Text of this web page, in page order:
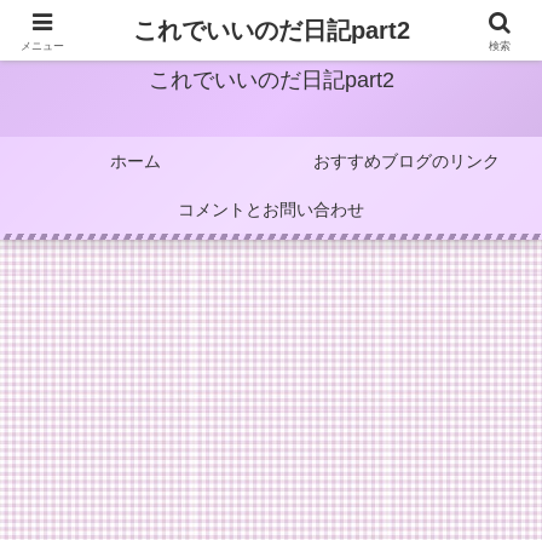
これでいいのだ日記part2
ホーム おすすめブログのリンク
コメントとお問い合わせ
メニュー
これでいいのだ日記part2
検索